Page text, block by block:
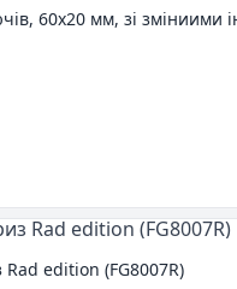
60х20 мм, зі зміниими
edition (FG8007R)